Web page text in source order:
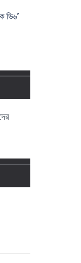
ভি৬’